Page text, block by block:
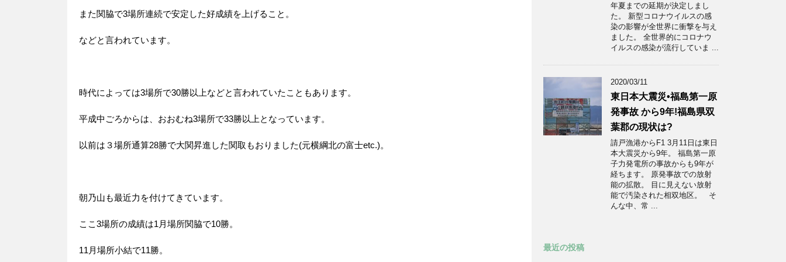
また関脇で3場所連続で安定した好成績を上げること。
などと言われています。
時代によっては3場所で30勝以上などと言われていたこともあります。
平成中ごろからは、おおむね3場所で33勝以上となっています。
以前は３場所通算28勝で大関昇進した関取もおりました(元横綱北の富士etc.)。
朝乃山も最近力を付けてきています。
ここ3場所の成績は1月場所関脇で10勝。
11月場所小結で11勝。
年夏までの延期が決定しまし
た。 新型コロナウイルスの感
染の影響が全世界に衝撃を与え
ました。 全世界的にコロナウ
イルスの感染が流行していま ...
2020/03/11
東日本大震災•福島第一原
発事故 から9年!福島県双
葉郡の現状は?
請戸漁港からF1 3月11日は東日
本大震災から9年。 福島第一原
子力発電所の事故からも9年が
経ちます。 原発事故での放射
能の拡散。 目に見えない放射
能で汚染された相双地区。 そ
んな中、常 ...
最近の投稿